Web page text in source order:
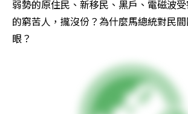
弱勢的原住民、新移民、黑戶、電磁波
的窮苦人，攏沒份？為什麼馬總統對民
眼？